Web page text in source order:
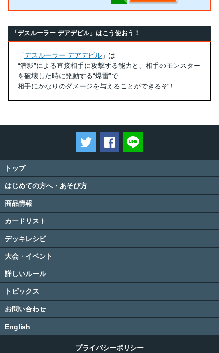
「デスルーラー デアデビル」はこう使おう！
「デスルーラー デアデビル 」は
“潜影”による直接相手に攻撃する能力と、相手のモンスター
を破壊した時に発動する“爆雷”で
相手にかなりのダメージを与えることができるぞ！
ツイートするFacebookでシェアする
トップ
はじめての方へ・あそび方
商品情報
カードリスト
デッキレシピ
大会・イベント
詳しいルール
トピックス
お問い合わせ
English
プライバシーポリシー